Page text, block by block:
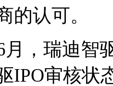
的认可。
瑞迪智驱
IPO审核状